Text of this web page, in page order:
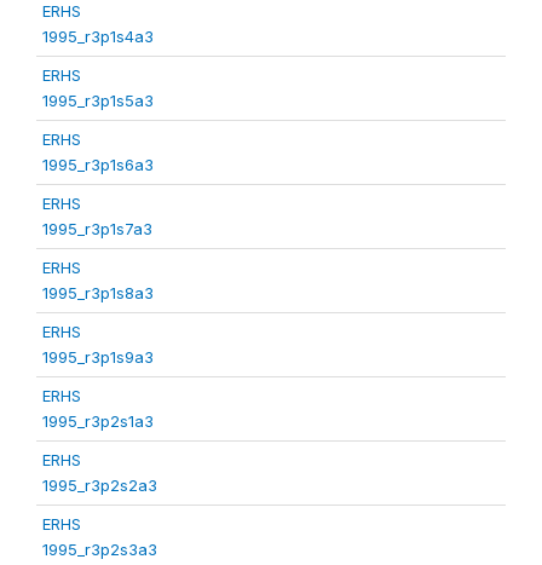
ERHS
1995_r3p1s4a3
ERHS
1995_r3p1s5a3
ERHS
1995_r3p1s6a3
ERHS
1995_r3p1s7a3
ERHS
1995_r3p1s8a3
ERHS
1995_r3p1s9a3
ERHS
1995_r3p2s1a3
ERHS
1995_r3p2s2a3
ERHS
1995_r3p2s3a3